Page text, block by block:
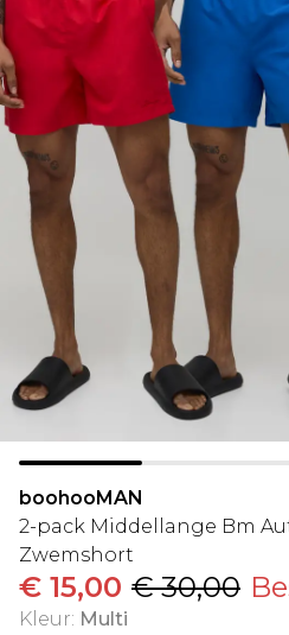
boohooMAN
2-pack Middellange Bm
Zwemshort
€ 15,00 € 30,00
Kleur: Multi